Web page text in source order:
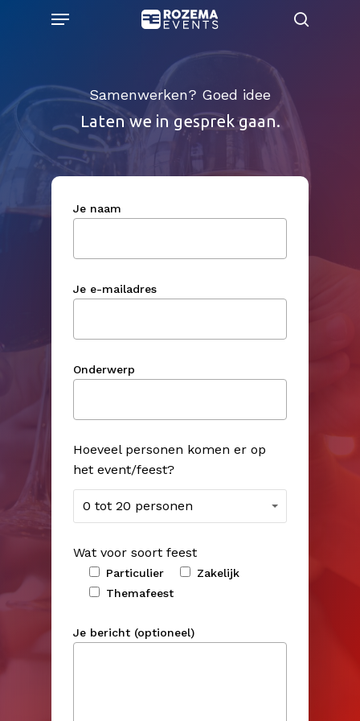
Menu
Samenwerken? Goed idee
Laten we in gesprek gaan.
Je naam
Je e-mailadres
Onderwerp
Hoeveel personen komen er op
het event/feest?
0 tot 20 personen
Wat voor soort feest
Particulier
Zakelijk
Themafeest
Je bericht (optioneel)